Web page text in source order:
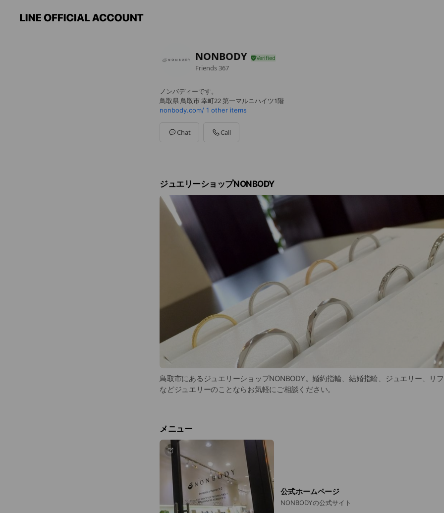
NONBODY
Friends 367
ノンバディーです。
鳥取県 鳥取市 幸町22 第一マルニハイツ1階
nonbody.com/ 1 other items
Chat Call
ジュエリーショップNONBODY
鳥取市にあるジュエリーショップNONBODY。婚約指輪、結婚指輪、ジュエリー、リ
などジュエリーのことならお気軽にご相談ください。
メニュー
公式ホームページ
NONBODYの公式サイト